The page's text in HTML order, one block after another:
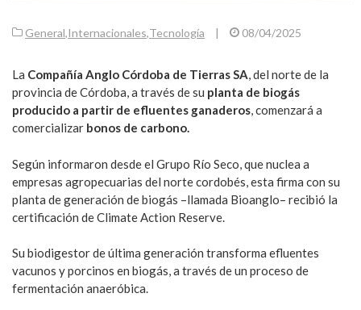
General,Internacionales,Tecnología | 08/04/2025
La Compañía Anglo Córdoba de Tierras SA, del norte de la
provincia de Córdoba, a través de su planta de biogás
producido a partir de efluentes ganaderos, comenzará a
comercializar bonos de carbono.
Según informaron desde el Grupo Río Seco, que nuclea a
empresas agropecuarias del norte cordobés, esta firma con su
planta de generación de biogás –llamada Bioanglo– recibió la
certificación de Climate Action Reserve.
Su biodigestor de última generación transforma efluentes
vacunos y porcinos en biogás, a través de un proceso de
fermentación anaeróbica.